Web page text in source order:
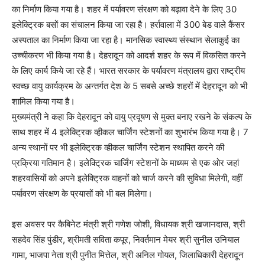
का निर्माण किया गया है। शहर में पर्यावरण संरक्षण को बढ़ावा देने के लिए 30
इलेक्ट्रिक बसों का संचालन किया जा रहा है। हर्रावाला में 300 बेड वाले कैंसर
अस्पताल का निर्माण किया जा रहा है। मानसिक स्वास्थ्य संस्थान सेलाकुई का
उच्चीकरण भी किया गया है। देहरादून को आदर्श शहर के रूप में विकसित करने
के लिए कार्य किये जा रहे हैं। भारत सरकार के पर्यावरण मंत्रालय द्वारा राष्ट्रीय
स्वच्छ वायु कार्यक्रम के अन्तर्गत देश के 5 सबसे अच्छे शहरों में देहरादून को भी
शामिल किया गया है।
मुख्यमंत्री ने कहा कि देहरादून को वायु प्रदूषण से मुक्त बनाए रखने के संकल्प के
साथ शहर में 4 इलेक्ट्रिक व्हीकल चार्जिंग स्टेशनों का शुभारंभ किया गया है। 7
अन्य स्थानों पर भी इलेक्ट्रिक व्हीकल चार्जिंग स्टेशन स्थापित करने की
प्रक्रिया गतिमान है। इलेक्ट्रिक चार्जिंग स्टेशनों के माध्यम से एक ओर जहां
शहरवासियों को अपने इलेक्ट्रिक वाहनों को चार्ज करने की सुविधा मिलेगी, वहीं
पर्यावरण संरक्षण के प्रयासों को भी बल मिलेगा।
इस अवसर पर कैबिनेट मंत्री श्री गणेश जोशी, विधायक श्री खजानदास, श्री
सहदेव सिंह पुंडीर, श्रीमती सविता कपूर, निवर्तमान मेयर श्री सुनील उनियाल
गामा, भाजपा नेता श्री पुनीत मित्तेल, श्री अनिल गोयल, जिलाधिकारी देहरादून